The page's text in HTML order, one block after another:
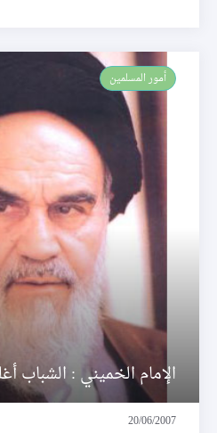
أمور المسلمين
الإمام الخميني : الشباب
20/06/2007